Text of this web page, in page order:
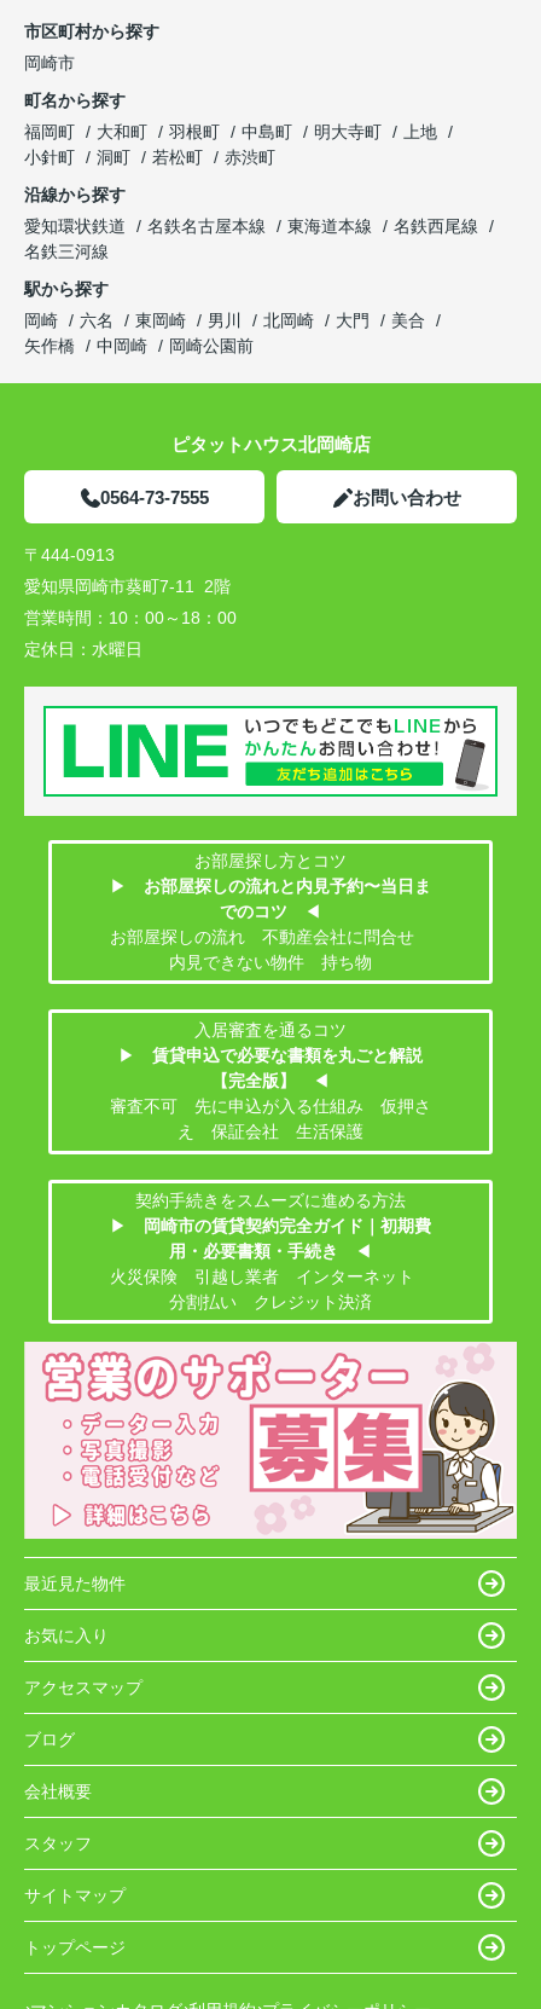
市区町村から探す
岡崎市
町名から探す
福岡町
大和町 羽根町 中島町 明大寺町
上地
小針町
洞町 若松町
赤渋町
沿線から探す
愛知環状鉄道
名鉄名古屋本線 東海道本線
名鉄西尾線
名鉄三河線
駅から探す
岡崎
六名 東岡崎 男川 北岡崎 大門
美合
矢作橋
中岡崎 岡崎公園前
ピタットハウス北岡崎店
0564-73-7555 お問い合わせ
〒444-0913
愛知県岡崎市葵町7-11 2階
営業時間： 10：00～18：00
定休日： 水曜日
お部屋探し方とコツ
▶
お部屋探しの流れと内見予約〜当日ま
でのコツ
◀
お部屋探しの流れ 不動産会社に問合せ
内見できない物件 持ち物
入居審査を通るコツ
▶
賃貸申込で必要な書類を丸ごと解説
【完全版】
◀
審査不可 先に申込が入る仕組み 仮押さ
え 保証会社 生活保護
契約手続きをスムーズに進める方法
▶
岡崎市の賃貸契約完全ガイド｜初期費
用・必要書類・手続き
◀
火災保険 引越し業者 インターネット
分割払い クレジット決済
最近見た物件
お気に入り
アクセスマップ
ブログ
会社概要
スタッフ
サイトマップ
トップページ